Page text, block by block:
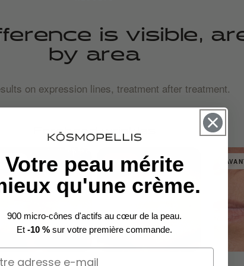
is visible,
by area
on expression lines, treatment after treatment.
Forehead wrinkles
AVANT APRÈS
Votre peau mérite
qu'une crème.
900 micro-cônes d'actifs au cœur de la peau.
Et -10 % sur votre première commande.